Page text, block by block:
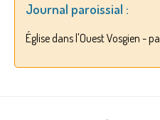
Journal paroissial :
Église dans l'Ouest Vosgien -